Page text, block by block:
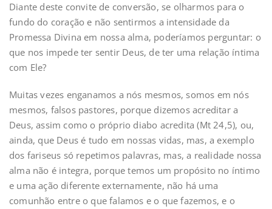
Diante deste convite de conversão, se olharmos para o
fundo do coração e não sentirmos a intensidade da
Promessa Divina em nossa alma, poderíamos perguntar: o
que nos impede ter sentir Deus, de ter uma relação íntima
com Ele?
Muitas vezes enganamos a nós mesmos, somos em nós
mesmos, falsos pastores, porque dizemos acreditar a
Deus, assim como o próprio diabo acredita (Mt 24,5), ou,
ainda, que Deus é tudo em nossas vidas, mas, a exemplo
dos fariseus só repetimos palavras, mas, a realidade nossa
alma não é integra, porque temos um propósito no íntimo
e uma ação diferente externamente, não há uma
comunhão entre o que falamos e o que fazemos, e o